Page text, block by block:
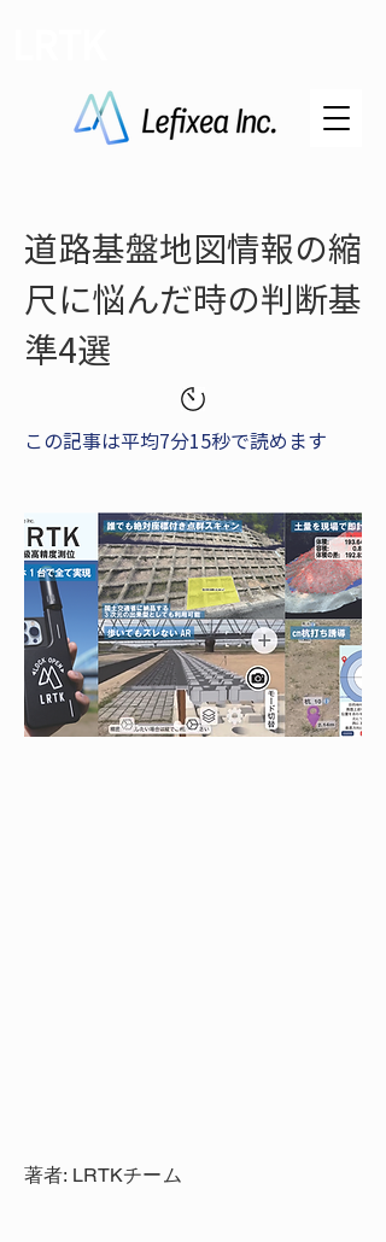
道路基盤地図情報の縮
尺に悩んだ時の判断基
準4選
この記事は平均7分15秒で読めます
著者: LRTKチーム